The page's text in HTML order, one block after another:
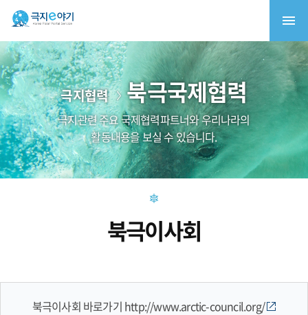
극지협력 북극국제협력
극지관련 주요 국제협력파트너와 우리나라의
활동내용을 보실 수 있습니다.
북극이사회
북극이사회 바로가기 http://www.arctic-council.org/